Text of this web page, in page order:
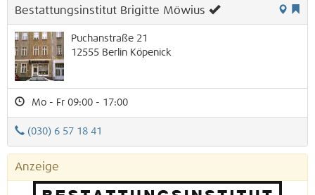
Bestattungsinstitut Brigitte Möwius
Puchanstraße 21
12555 Berlin Köpenick
Mo - Fr 09:00 - 17:00
(030) 6 57 18 41
Anzeige